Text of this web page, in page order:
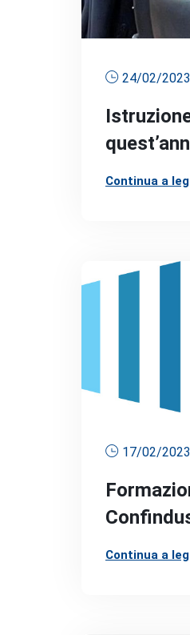
24/02/2023
Continua a
17/02/2023
Continua a